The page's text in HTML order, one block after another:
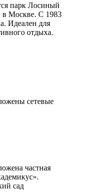
парк Лосиный
Москве. С 1983
Идеален для
отдыха.
сетевые
частная
сад